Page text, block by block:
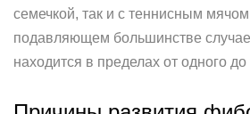
семечкой, так и с теннисным
подавляющем большинстве
находится в пределах от одного